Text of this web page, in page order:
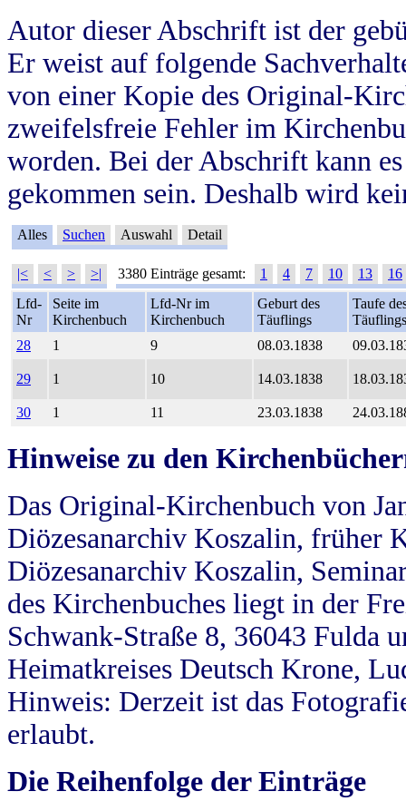
Autor dieser Abschrift ist der
Er weist auf folgende
von einer Kopie des Original-
zweifelsfreie Fehler im
worden. Bei der Abschrift kann
gekommen sein. Deshalb wird
Alles Suchen Auswahl Detail
|< < > >| 3380 Einträge gesamt: 1 4 7 10 13
16
Lfd-
Nr
Seite im
Kirchenbuch
Lfd-Nr im
Kirchenbuch
Geburt des
Täuflings
Taufe
Täuflings
28
1 9 08.03.1838
29 1 10 14.03.1838
30 1 11 23.03.1838
Hinweise zu den
Das Original-Kirchenbuch von
Diözesanarchiv Koszalin, früher
Diözesanarchiv Koszalin,
des Kirchenbuches liegt in der
Schwank-Straße 8, 36043 Fulda
Heimatkreises Deutsch Krone,
Hinweis: Derzeit ist das
erlaubt.
Die Reihenfolge der Einträge